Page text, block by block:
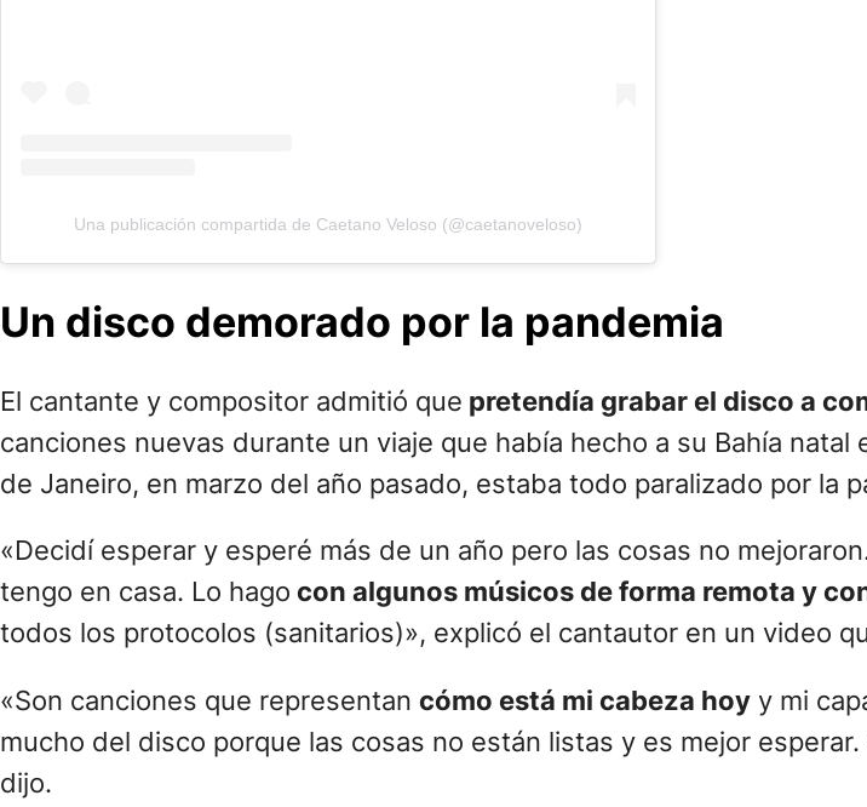
Una publicación compartida de Caetano Veloso (@caetanoveloso)
Un disco demorado por la pandemia
El cantante y compositor admitió que pretendía grabar el disco a
canciones nuevas durante un viaje que había hecho a su Bahía
de Janeiro, en marzo del año pasado, estaba todo paralizado por la
«Decidí esperar y esperé más de un año pero las cosas no
tengo en casa. Lo hago con algunos músicos de forma remota y
todos los protocolos (sanitarios)», explicó el cantautor en un video
«Son canciones que representan cómo está mi cabeza hoy y mi
mucho del disco porque las cosas no están listas y es mejor
dijo.